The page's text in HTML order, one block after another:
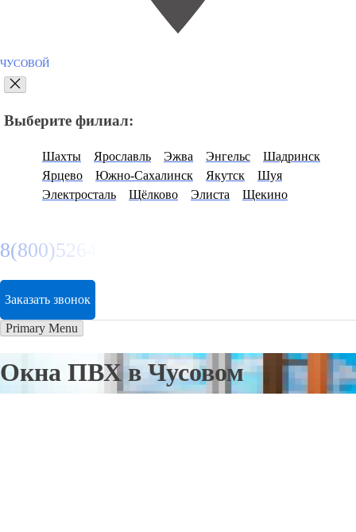
ЧУСОВОЙ
Выберите филиал:
Шахты Ярославль Эжва Энгельс
Шадринск
Ярцево
Южно-Сахалинск Якутск
Шуя
Электросталь
Щёлково Элиста Щекино
8(800)5264207
Заказать звонок
Primary Menu
Окна ПВХ в Чусовом